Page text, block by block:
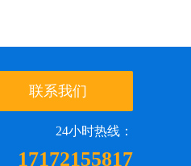
联系我们
24小时热线：
17172155817